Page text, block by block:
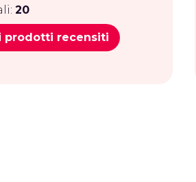
20
prodotti recensiti